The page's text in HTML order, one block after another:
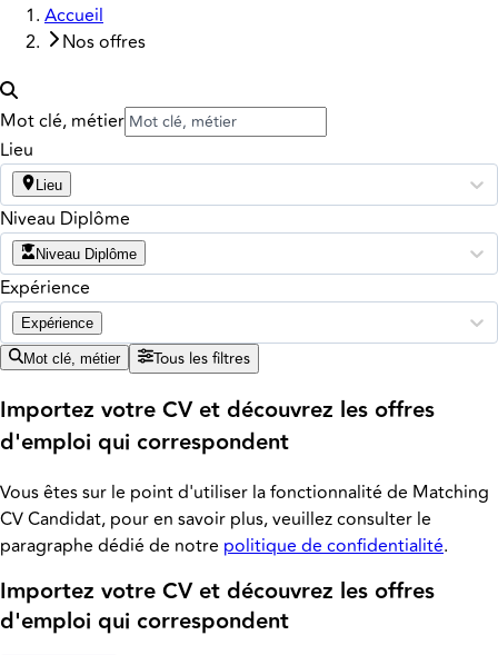
Accueil
Nos offres
Mot clé, métier
Lieu
Lieu
Niveau Diplôme
Niveau Diplôme
Expérience
Expérience
Mot clé, métier Tous les filtres
Importez votre CV et découvrez les offres
d'emploi qui correspondent
Vous êtes sur le point d'utiliser la fonctionnalité de Matching
CV Candidat, pour en savoir plus, veuillez consulter le
paragraphe dédié de notre politique de confidentialité.
Importez votre CV et découvrez les offres
d'emploi qui correspondent